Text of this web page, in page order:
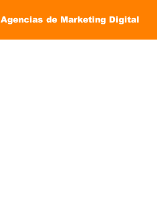
Agencias de Marketing Digital